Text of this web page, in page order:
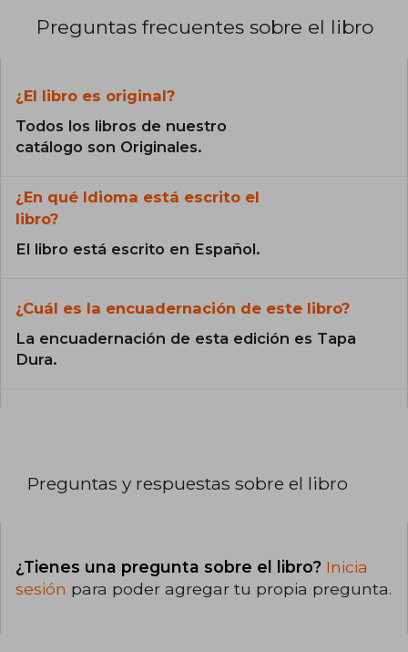
Preguntas frecuentes sobre el libro
¿El libro es original?
Todos los libros de nuestro
catálogo son Originales.
¿En qué Idioma está escrito el
libro?
El libro está escrito en Español.
¿Cuál es la encuadernación de este libro?
La encuadernación de esta edición es Tapa
Dura.
Preguntas y respuestas sobre el libro
¿Tienes una pregunta sobre el libro? Inicia
sesión para poder agregar tu propia pregunta.